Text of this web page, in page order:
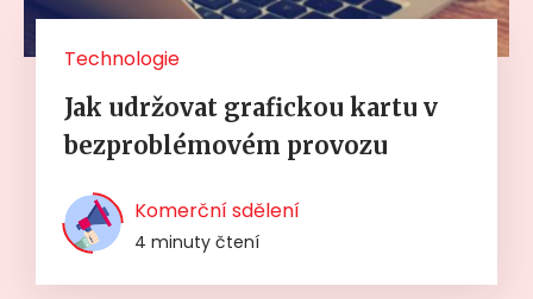
Technologie
Jak udržovat grafickou kartu v
bezproblémovém provozu
Komerční sdělení
4 minuty čtení